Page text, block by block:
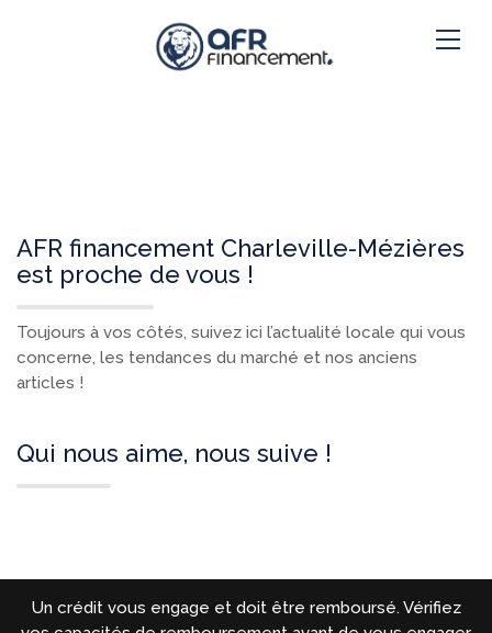
AFR financement Charleville-Mézières
est proche de vous !
Toujours à vos côtés, suivez ici l’actualité locale qui vous
concerne, les tendances du marché et nos anciens
articles !
Qui nous aime, nous suive !
Un crédit vous engage et doit être remboursé. Vérifiez